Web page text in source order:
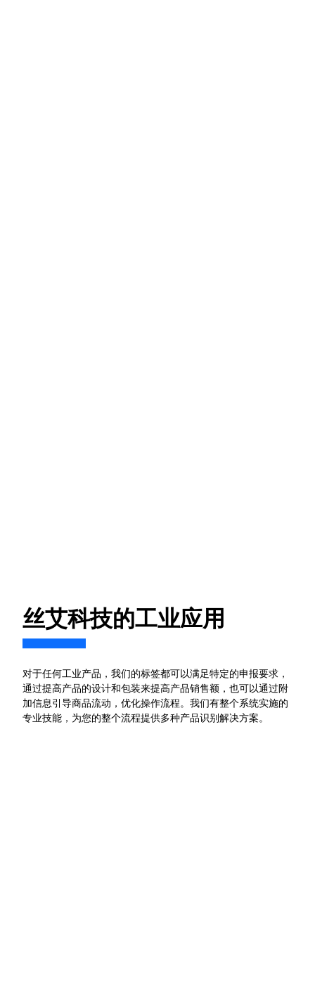
丝艾科技的工业应用
对于任何工业产品，我们的标签都可以满足特定的申报要求，
通过提高产品的设计和包装来提高产品销售额，也可以通过附
加信息引导商品流动，优化操作流程。我们有整个系统实施的
专业技能，为您的整个流程提供多种产品识别解决方案。